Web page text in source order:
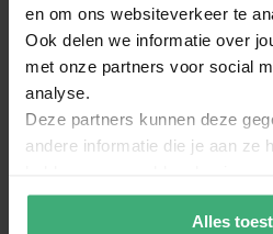
en om ons websiteverkeer te
Ook delen we informatie over
met onze partners voor social
analyse.
Deze partners kunnen deze
andere informatie die je aan ze
services.
Alles
Korting op batterijen!
85,89 85,29